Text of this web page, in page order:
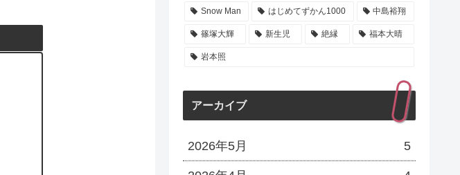
Snow Man はじめてずかん1000 中島裕翔
篠塚大輝 新生児 絶縁 福本大晴
岩本照
アーカイブ
2026年5月 5